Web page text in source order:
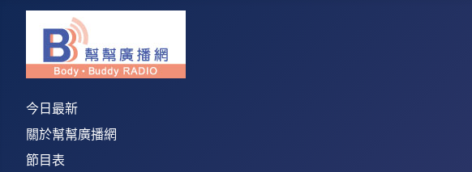
今日最新
關於幫幫廣播網
節目表